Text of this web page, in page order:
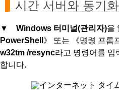
시간 서버와 동기화
▼ Windows 터미널(관리자)을
PowerShell 》 또는 《명령 프롬
w32tm /resync라고 명령어를 입
합니다.